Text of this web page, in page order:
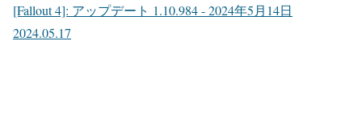
[Fallout 4]: アップデート 1.10.984 - 2024年5月14日
2024.05.17